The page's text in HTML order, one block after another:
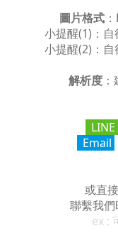
圖片格式
小提醒(1)：
小提醒(2)：
解析度：
LINE
Email
或直
聯繫我們
ex :